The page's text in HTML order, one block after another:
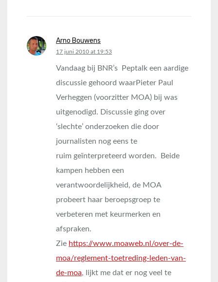
Arno Bouwens
says:
17 juni 2010 at 19:53
Vandaag bij BNR’s Peptalk een aardige
discussie gehoord waarPieter Paul
Verheggen (voorzitter MOA) bij was
uitgenodigd. Discussie ging over
‘slechte’ onderzoeken die door
journalisten nog eens te
ruim geïnterpreteerd worden. Beide
kampen hebben een
verantwoordelijkheid, de MOA
probeert haar beroepsgroep te
verbeteren met keurmerken en
afspraken.
Zie https://www.moaweb.nl/over-de-
moa/reglement-toetreding-leden-van-
de-moa, lijkt me dat er nog veel te